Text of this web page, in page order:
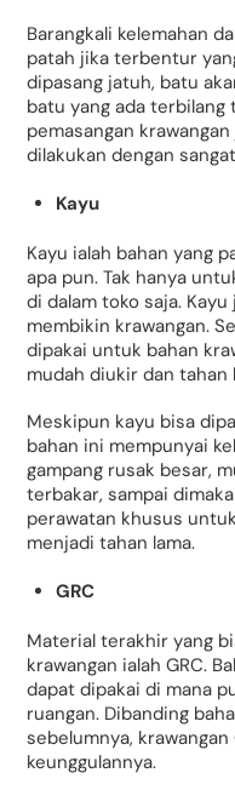
Barangkali kelemahan
patah jika terbentur
dipasang jatuh, batu
batu yang ada terbilang
pemasangan
dilakukan dengan
Kayu
Kayu ialah bahan yang
apa pun. Tak hanya
di dalam toko saja.
membikin krawangan.
dipakai untuk bahan
mudah diukir dan tahan
Meskipun kayu bisa
bahan ini mempunyai
gampang rusak besar,
terbakar, sampai
perawatan khusus
menjadi tahan lama.
GRC
Material terakhir yang
krawangan ialah GRC.
dapat dipakai di mana
ruangan. Dibanding
sebelumnya,
keunggulannya.